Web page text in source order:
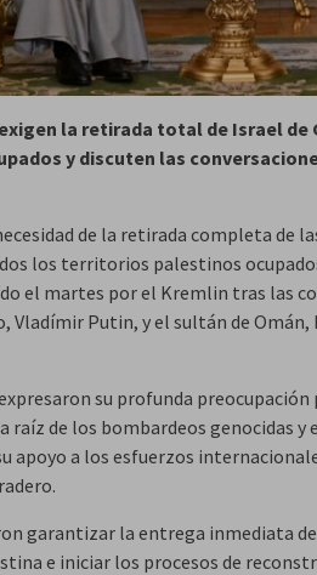
exigen la retirada total de Israel
y discuten las
de la retirada completa de
los territorios palestinos
el martes por el Kremlin tras las
Vladímir Putin, y el sultán de Omán,
su profunda
a raíz de los bombardeos genocidas
apoyo a los esfuerzos
garantizar la entrega inmediata
e iniciar los procesos de